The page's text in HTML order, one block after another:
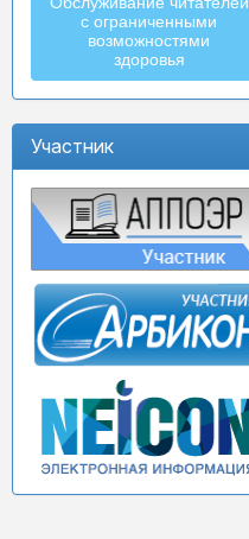
с ограниченными
возможностями
здоровья
Участник